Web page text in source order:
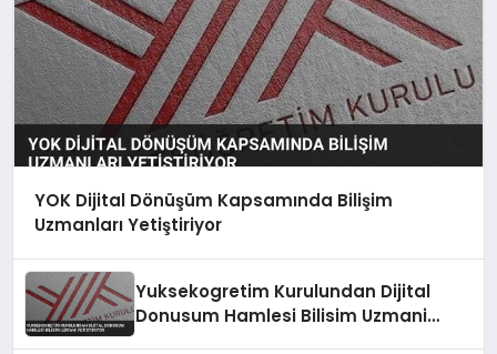
YOK Dijital Dönüşüm Kapsamında Bilişim
Uzmanları Yetiştiriyor
Yuksekogretim Kurulundan Dijital
Donusum Hamlesi Bilisim Uzmani